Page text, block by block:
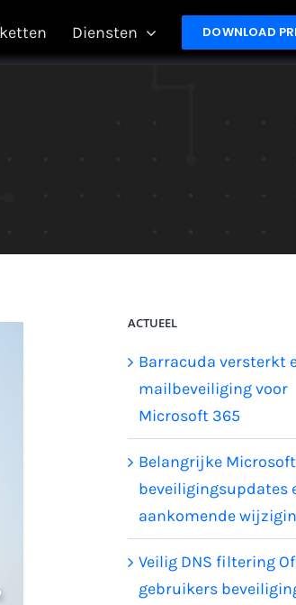
Diensten DOWNLOAD
ACTUEEL
Barracuda versterkt
mailbeveiliging voor
Microsoft 365
Belangrijke
beveiligingsupdates
aankomende
Veilig DNS filtering
gebruikers